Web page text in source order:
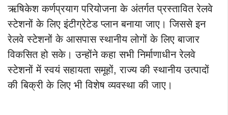
ऋषिकेश कर्णप्रयाग परियोजना के अंतर्गत प्रस्तावित रेलवे
स्टेशनों के लिए इंटीग्रेटेड प्लान बनाया जाए। जिससे इन
रेलवे स्टेशनों के आसपास स्थानीय लोगों के लिए बाजार
विकसित हो सके। उन्होंने कहा सभी निर्माणाधीन रेलवे
स्टेशनों में स्वयं सहायता समूहों, राज्य की स्थानीय उत्पादों
की बिक्री के लिए भी विशेष व्यवस्था की जाए।